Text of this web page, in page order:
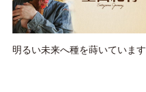
明るい未来へ種を蒔いています